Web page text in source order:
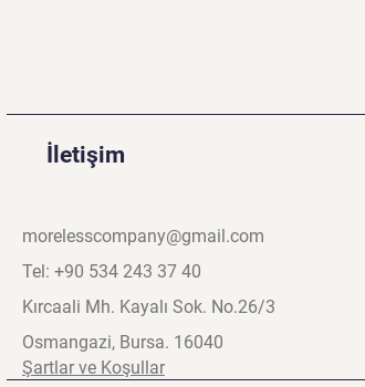
İletişim
morelesscompany@gmail.com
Tel: +90 534 243 37 40
Kırcaali Mh. Kayalı Sok. No.26/3
Osmangazi, Bursa. 16040
Şartlar ve Koşullar